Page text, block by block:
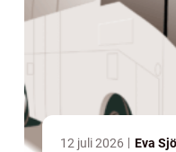
12 juli 2026 Eva